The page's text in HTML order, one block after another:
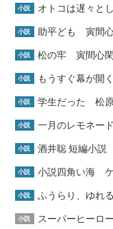
小説 オトコは遅々と
小説 助平ども 寅間
小説 松の牢 寅間心閑
小説 もうすぐ幕が開
小説 学生だった 松
小説 一月のレモネー
小説 酒井聡 短編小説
小説 小説四角い海
小説 ふうらり、ゆれ
小説 スーパーヒーロ